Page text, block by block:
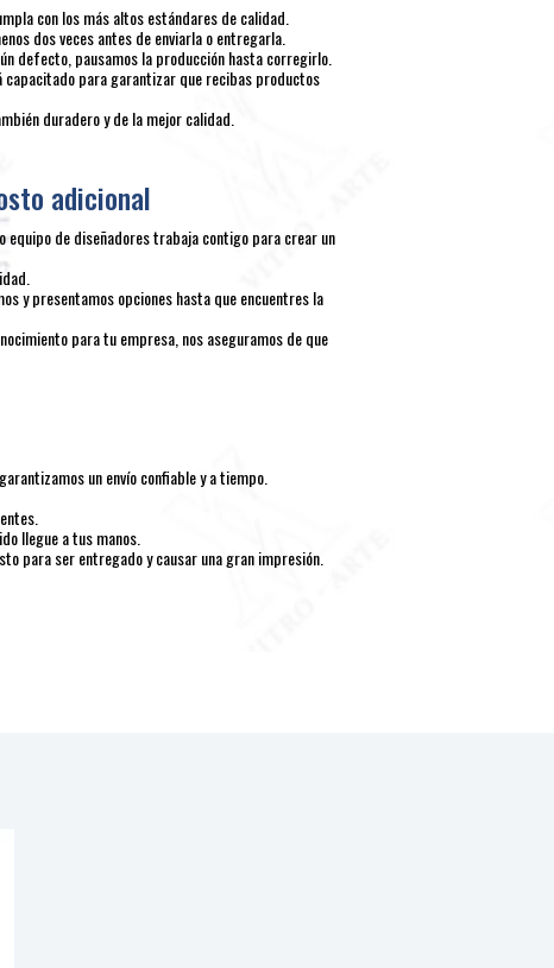
con los más altos estándares de calidad.
dos veces antes de enviarla o entregarla.
defecto, pausamos la producción hasta corregirlo.
para garantizar que recibas productos
duradero y de la mejor calidad.
adicional
equipo de diseñadores trabaja contigo para crear un
y presentamos opciones hasta que encuentres la
para tu empresa, nos aseguramos de que
un envío confiable y a tiempo.
llegue a tus manos.
para ser entregado y causar una gran impresión.